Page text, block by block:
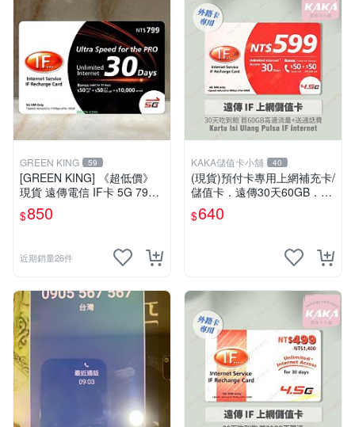
GREEN KING 59
[GREEN KING] 《超低價》
現貨 遠傳電信 IF卡 5G 799 3
0天網路吃到飽 儲值卡 網卡
網路儲值卡 上網卡
$850
近期銷量26件
KAKA儲值卡小舖 40
(現貨)預付卡專用上網補充卡/
儲值卡．遠傳30天60GB．上
網吃到飽．IF599．遠傳外籍
可儲 [KAKA儲值卡小舖]
$640